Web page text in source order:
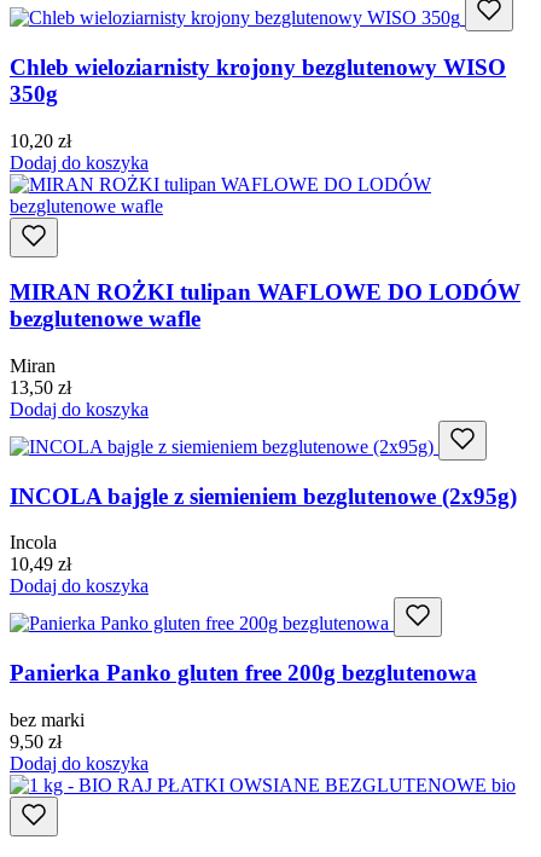
Chleb wieloziarnisty krojony bezglutenowy WISO
350g
10,20 zł
Dodaj do koszyka
MIRAN ROŻKI tulipan WAFLOWE DO LODÓW
bezglutenowe wafle
Miran
13,50 zł
Dodaj do koszyka
INCOLA bajgle z siemieniem bezglutenowe (2x95g)
Incola
10,49 zł
Dodaj do koszyka
Panierka Panko gluten free 200g bezglutenowa
bez marki
9,50 zł
Dodaj do koszyka